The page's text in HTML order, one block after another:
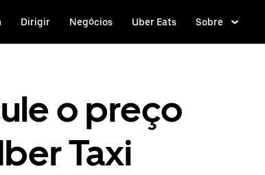
Dirigir Negócios Uber Eats Sobre
o preço
Taxi